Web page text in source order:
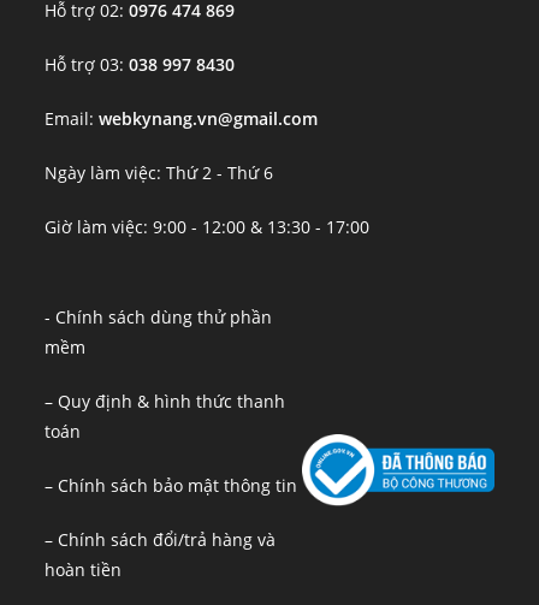
Hỗ trợ 02:0976 474 869
Hỗ trợ 03:038 997 8430
Email:webkynang.vn@gmail.com
Ngày làm việc: Thứ 2 - Thứ 6
Giờ làm việc: 9:00 - 12:00 & 13:30 - 17:00
- Chính sách dùng thử phần
mềm
– Quy định & hình thức thanh
toán
– Chính sách bảo mật thông tin
– Chính sách đổi/trả hàng và
hoàn tiền